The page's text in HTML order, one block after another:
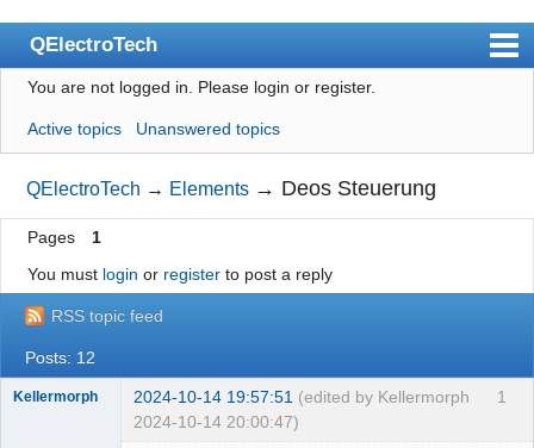
QElectroTech
Index
User list
Search
Register
Login
Site officiel
Wiki
BugTracker
You are not logged in. Please login or register.
Active topics Unanswered topics
QElectroTech → Elements → Deos Steuerung
Pages
1
You must login or registerto post a reply
RSS topic feed
Posts: 12
1
Kellermorph 2024-10-14 19:57:51 (edited by Kellermorph
2024-10-14 20:00:47)